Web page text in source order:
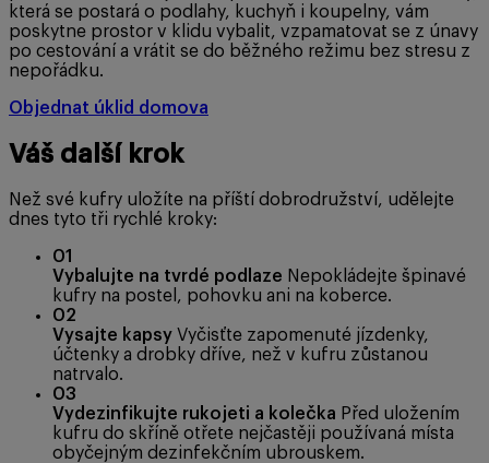
která se postará o podlahy, kuchyň i koupelny, vám
poskytne prostor v klidu vybalit, vzpamatovat se z únavy
po cestování a vrátit se do běžného režimu bez stresu z
nepořádku.
Objednat úklid domova
Váš další krok
Než své kufry uložíte na příští dobrodružství, udělejte
dnes tyto tři rychlé kroky:
01
Vybalujte na tvrdé podlaze Nepokládejte špinavé
kufry na postel, pohovku ani na koberce.
02
Vysajte kapsy Vyčisťte zapomenuté jízdenky,
účtenky a drobky dříve, než v kufru zůstanou
natrvalo.
03
Vydezinfikujte rukojeti a kolečka Před uložením
kufru do skříně otřete nejčastěji používaná místa
obyčejným dezinfekčním ubrouskem.